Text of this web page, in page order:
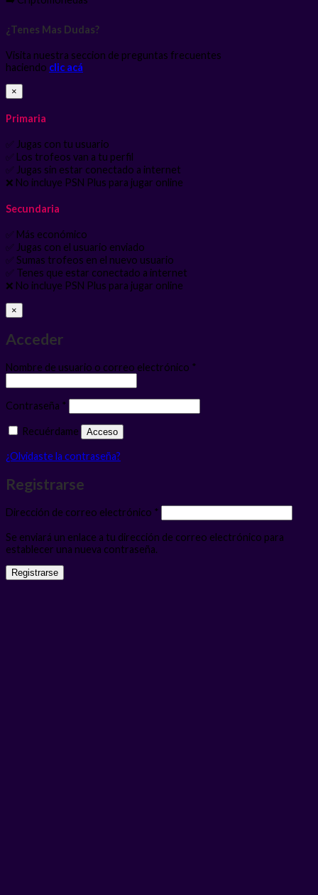
¿Tenes Mas Dudas?
Visita nuestra seccion de preguntas frecuentes
haciendo clic acá
×
Primaria
✅ Jugas con tu usuario
✅ Los trofeos van a tu perfil
✅ Jugas sin estar conectado a internet
❌ No incluye PSN Plus para jugar online
Secundaria
✅ Más económico
✅ Jugas con el usuario enviado
✅ Sumas trofeos en el nuevo usuario
✅ Tenes que estar conectado a internet
❌ No incluye PSN Plus para jugar online
×
Acceder
Nombre de usuario o correo electrónico *
Contraseña *
Recuérdame Acceso
¿Olvidaste la contraseña?
Registrarse
Dirección de correo electrónico *
Se enviará un enlace a tu dirección de correo electrónico para
establecer una nueva contraseña.
Registrarse